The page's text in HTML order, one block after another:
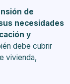
de
necesidades
y
debe cubrir
vivienda,